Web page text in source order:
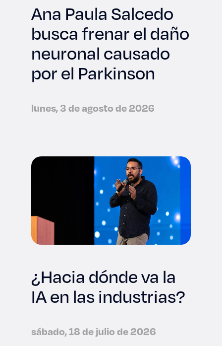
Ana Paula Salcedo
busca frenar el daño
neuronal causado
por el Parkinson
lunes, 3 de agosto de 2026
¿Hacia dónde va la
IA en las industrias?
sábado, 18 de julio de 2026